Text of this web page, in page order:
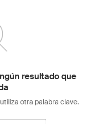
resultado que
otra palabra clave.